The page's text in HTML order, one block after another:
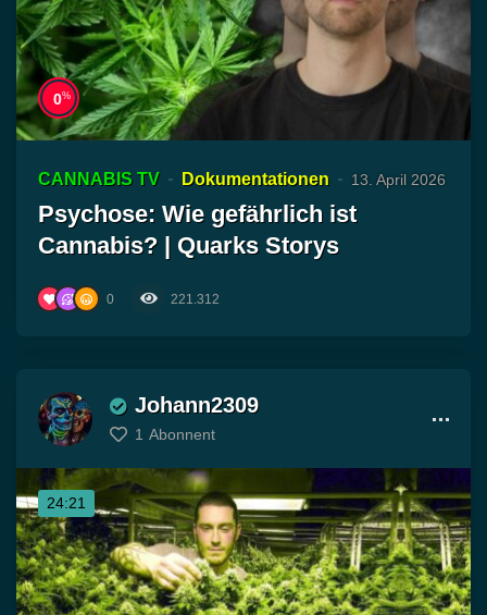
0%
CANNABIS TV Dokumentationen 13. April 2026
Psychose: Wie gefährlich ist
Cannabis? | Quarks Storys
0 221.312
Johann2309
1 Abonnent
24:21